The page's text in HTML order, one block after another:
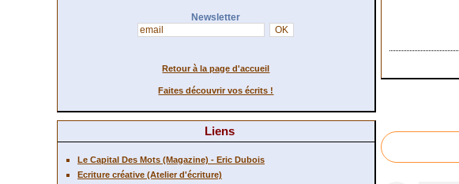
Newsletter
Retour à la page d'accueil
Faites découvrir vos écrits !
Liens
Le Capital Des Mots (Magazine) - Eric Dubois
Ecriture créative (Atelier d'écriture)